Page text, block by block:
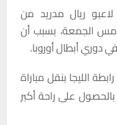
ريال مدريد من
أمس الجمعة، بسبب أن
دوري أبطال أوروبا.
الليجا بنقل مباراة
على راحة أكبر